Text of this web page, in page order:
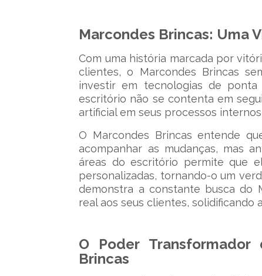
Marcondes Brincas: Uma
Com uma história marcada por
clientes, o Marcondes Brincas
investir em tecnologias de ponta
escritório não se contenta em
artificial em seus processos
O Marcondes Brincas entende
acompanhar as mudanças, mas
áreas do escritório permite que
personalizadas, tornando-o um
demonstra a constante busca do
real aos seus clientes, solidificando
O Poder
Brincas